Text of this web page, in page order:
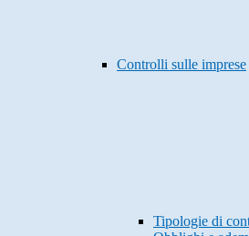
Controlli sulle imprese
Tipologie di